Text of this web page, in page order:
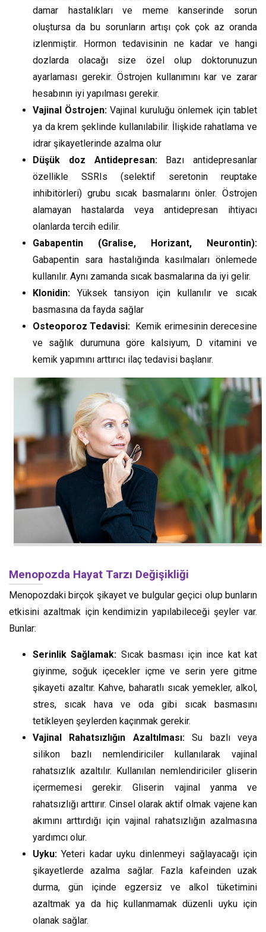
damar hastalıkları ve meme kanserinde sorun
oluştursa da bu sorunların artışı çok çok az oranda
izlenmiştir. Hormon tedavisinin ne kadar ve hangi
dozlarda olacağı size özel olup doktorunuzun
ayarlaması gerekir. Östrojen kullanımını kar ve zarar
hesabının iyi yapılması gerekir.
Vajinal Östrojen: Vajinal kuruluğu önlemek için tablet
ya da krem şeklinde kullanılabilir. İlişkide rahatlama ve
idrar şikayetlerinde azalma olur
Düşük doz Antidepresan:Bazı antidepresanlar
özellikle SSRIs (selektif seretonin reuptake
inhibitörleri) grubu sıcak basmalarını önler. Östrojen
alamayan hastalarda veya antidepresan ihtiyacı
olanlarda tercih edilir.
Gabapentin (Gralise, Horizant, Neurontin):
Gabapentin sara hastalığında kasılmaları önlemede
kullanılır. Aynı zamanda sıcak basmalarına da iyi gelir.
Klonidin: Yüksek tansiyon için kullanılır ve sıcak
basmasına da fayda sağlar
Osteoporoz Tedavisi: Kemik erimesinin derecesine
ve sağlık durumuna göre kalsiyum, D vitamini ve
kemik yapımını arttırıcı ilaç tedavisi başlanır.
Menopozda Hayat Tarzı Değişikliği
Menopozdaki birçok şikayet ve bulgular geçici olup bunların
etkisini azaltmak için kendimizin yapılabileceği şeyler var.
Bunlar:
Serinlik Sağlamak: Sıcak basması için ince kat kat
giyinme, soğuk içecekler içme ve serin yere gitme
şikayeti azaltır. Kahve, baharatlı sıcak yemekler, alkol,
stres, sıcak hava ve oda gibi sıcak basmasını
tetikleyen şeylerden kaçınmak gerekir.
Vajinal Rahatsızlığın Azaltılması:Su bazlı veya
silikon bazlı nemlendiriciler kullanılarak vajinal
rahatsızlık azaltılır. Kullanılan nemlendiriciler gliserin
içermemesi gerekir. Gliserin vajinal yanma ve
rahatsızlığı arttırır. Cinsel olarak aktif olmak vajene kan
akımını arttırdığı için vajinal rahatsızlığın azalmasına
yardımcı olur.
Uyku: Yeteri kadar uyku dinlenmeyi sağlayacağı için
şikayetlerde azalma sağlar. Fazla kafeinden uzak
durma, gün içinde egzersiz ve alkol tüketimini
azaltmak ya da hiç kullanmamak düzenli uyku için
olanak sağlar.